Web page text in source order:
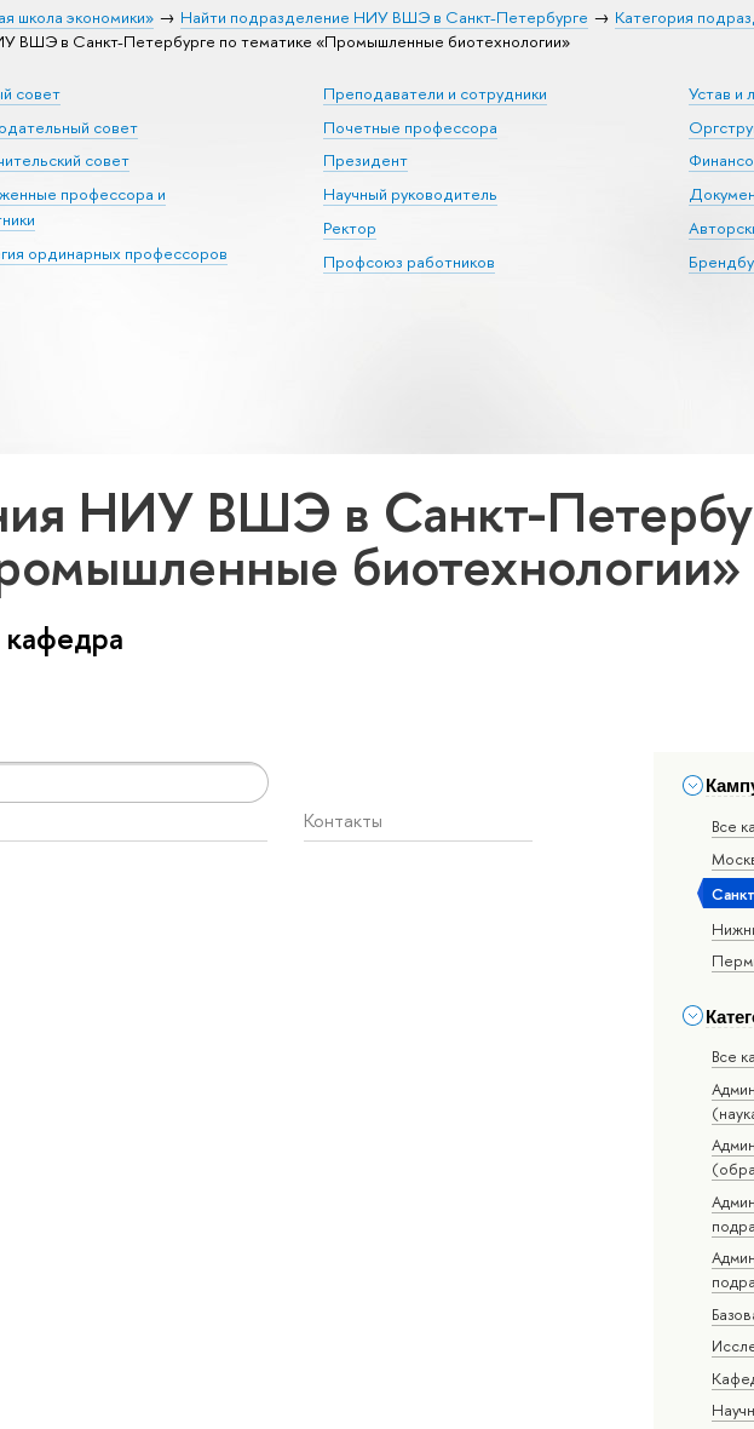
школа экономики» Найти подразделение НИУ ВШЭ в Санкт-Петербурге
Категория
ВШЭ в Санкт-Петербурге по тематике «Промышленные биотехнологии»
совет
совет
совет
профессора и
ординарных профессоров
Преподаватели и сотрудники
Почетные профессора
Президент
Научный руководитель
Ректор
Профсоюз работников
Устав и
НИУ ВШЭ в Санкт-
биотехнологии»
Все
Все
Контакты